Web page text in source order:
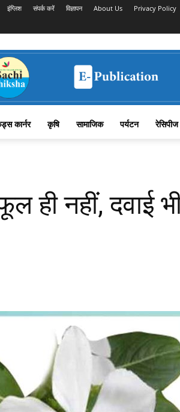
इंग्लिश संपर्क करें विज्ञापन About Us Privacy Policy
कार्नर कृषि सामाजिक पर्यटन रेसिपीज
नहीं, दवाई भी